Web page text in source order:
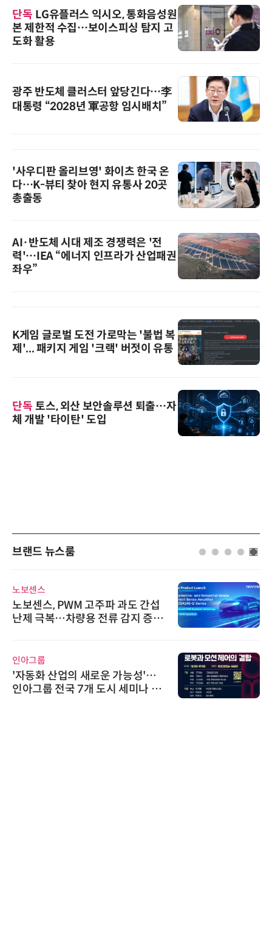
단독 LG유플러스 익시오, 통화음성원
본 제한적 수집…보이스피싱 탐지 고
도화 활용
광주 반도체 클러스터 앞당긴다…李
대통령 “2028년 軍공항 임시배치”
'사우디판 올리브영' 화이츠 한국 온
다…K-뷰티 찾아 현지 유통사 20곳
총출동
AI·반도체 시대 제조 경쟁력은 '전
력'…IEA “에너지 인프라가 산업패권
좌우”
K게임 글로벌 도전 가로막는 '불법 복
제'... 패키지 게임 '크랙' 버젓이 유통
단독 토스, 외산 보안솔루션 퇴출…자
체 개발 '타이탄' 도입
브랜드 뉴스룸
노보센스
노보센스, PWM 고주파 과도 간섭
난제 극복…차량용 전류 감지 증폭
인아그룹
'자동화 산업의 새로운 가능성'…
인아그룹 전국 7개 도시 세미나 페